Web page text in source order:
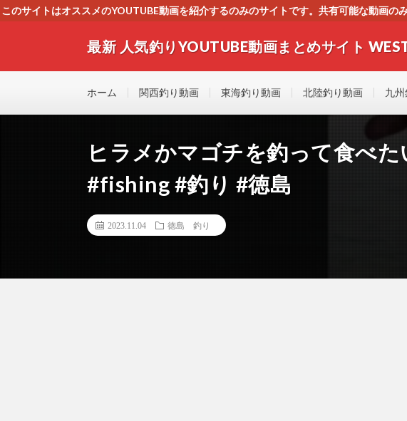
このサイトはオススメのYOUTUBE動画を紹介するのみのサイトです。共有可能な動画
最新 人気釣りYOUTUBE動画まとめサイト
す！！
ホーム 関西釣り動画 東海釣り動画 北陸釣り動画 九
ヒラメかマゴチを釣って食べた
#fishing #釣り #徳島
2023.11.04 徳島 釣り